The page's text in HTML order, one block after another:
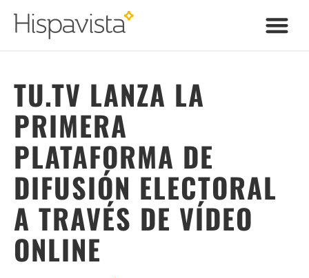
TU.TV LANZA LA
PRIMERA
PLATAFORMA DE
DIFUSIÓN ELECTORAL
A TRAVÉS DE VÍDEO
ONLINE